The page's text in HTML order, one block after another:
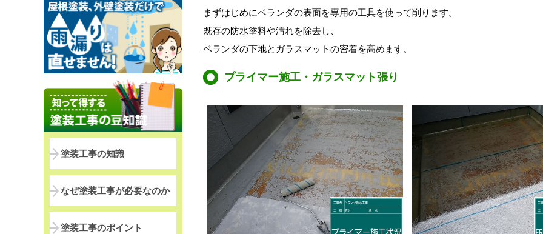
まずはじめにベランダの表面を専用の工具を使って削り ます。
既存の防水塗料や汚れを除去し、
ベランダの下地とガラスマットの密着を高めます。
プライマー施工・ガラスマット張り
塗装工事の知識
なぜ塗装工事が必要なのか
塗装工事のポイント